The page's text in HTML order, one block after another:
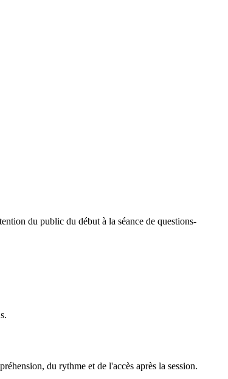
du public du début à la séance de questions-
du rythme et de l'accès après la session.